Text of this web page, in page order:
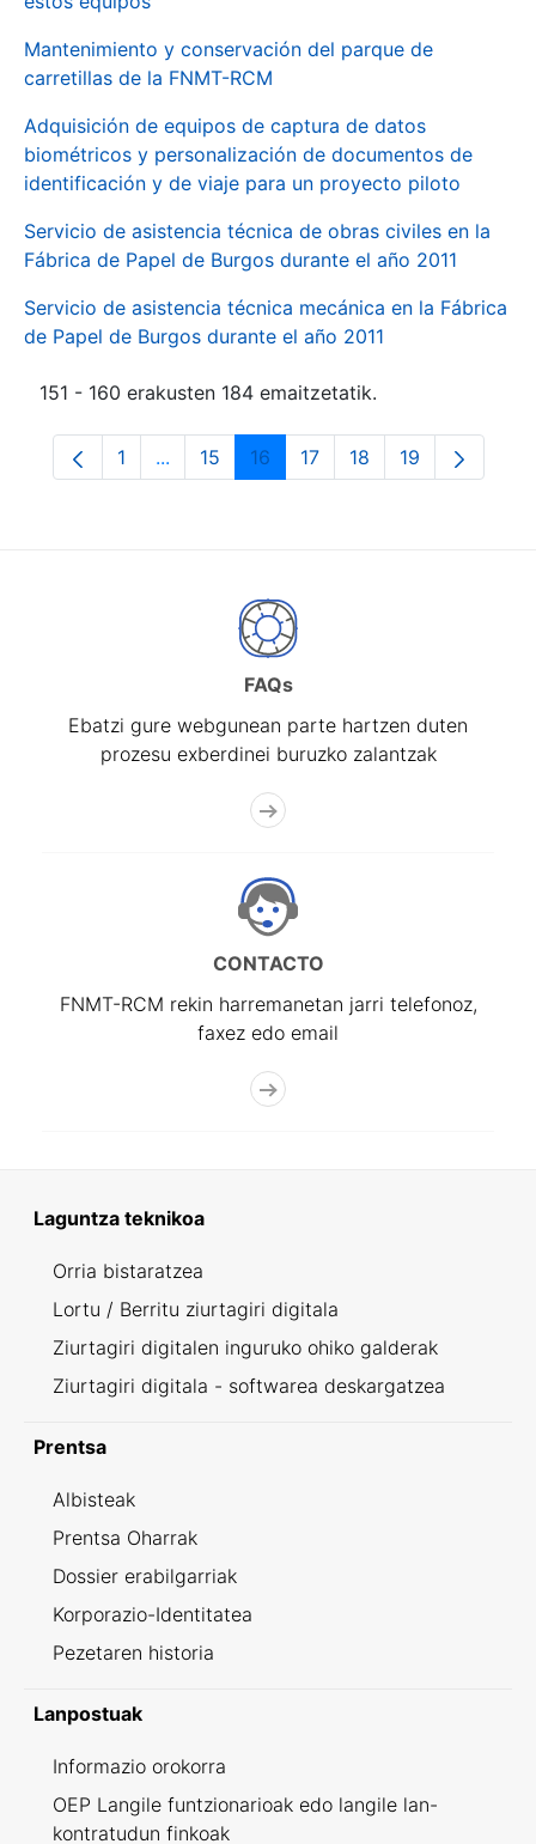
Mantenimiento y conservación del parque de
carretillas de la FNMT-RCM
Adquisición de equipos de captura de datos
biométricos y personalización de documentos de
identificación y de viaje para un proyecto piloto
Servicio de asistencia técnica de obras civiles en la
Fábrica de Papel de Burgos durante el año 2011
Servicio de asistencia técnica mecánica en la Fábrica
de Papel de Burgos durante el año 2011
151 - 160 erakusten 184 emaitzetatik.
Orrialdea
1 ...Intermediate Pages Use TAB to navigate.
Orrialdea
15 Orrialdea
16 Orrialdea
17 Orrialdea
18 Orrialdea
19
FAQs
Ebatzi gure webgunean parte hartzen duten
prozesu exberdinei buruzko zalantzak
CONTACTO
FNMT-RCM rekin harremanetan jarri telefonoz,
faxez edo email
Laguntza teknikoa
Orria bistaratzea
Lortu / Berritu ziurtagiri digitala
Ziurtagiri digitalen inguruko ohiko galderak
Ziurtagiri digitala - softwarea deskargatzea
Prentsa
Albisteak
Prentsa Oharrak
Dossier erabilgarriak
Korporazio-Identitatea
Pezetaren historia
Lanpostuak
Informazio orokorra
OEP Langile funtzionarioak edo langile lan-
kontratudun finkoak